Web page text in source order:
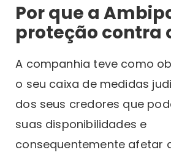
Por que a
proteção contra
A companhia teve como
o seu caixa de medidas
dos seus credores que
suas disponibilidades e
consequentemente afetar